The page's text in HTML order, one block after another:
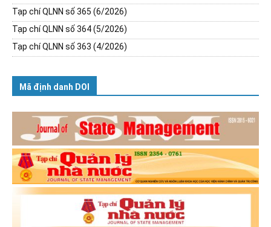
Tạp chí QLNN số 365 (6/2026)
Tạp chí QLNN số 364 (5/2026)
Tạp chí QLNN số 363 (4/2026)
Mã định danh DOI